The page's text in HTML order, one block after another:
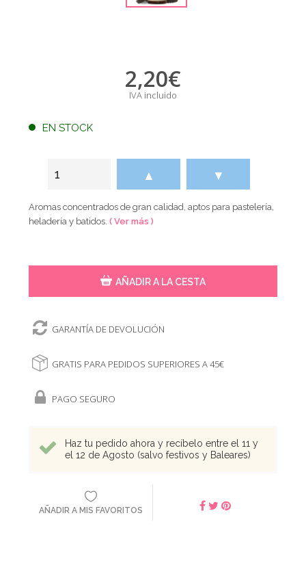
2,20€
IVA incluido
EN STOCK
▲ ▼
Aromas concentrados de gran calidad, aptos para pastelería,
heladería y batidos.( Ver más )
AÑADIR A LA CESTA
GARANTÍA DE DEVOLUCIÓN
GRATIS PARA PEDIDOS SUPERIORES A 45€
PAGO SEGURO
Haz tu pedido ahora y recíbelo entre el 11 y
el 12 de Agosto (salvo festivos y Baleares)
AÑADIR A MIS FAVORITOS